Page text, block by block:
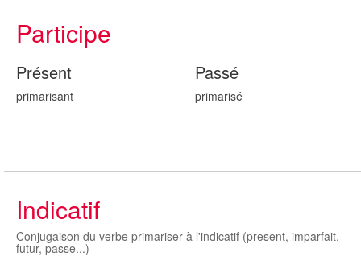
Participe
Présent
primarisant
Passé
primarisé
Indicatif
Conjugaison du verbe primariser à l'indicatif (present, imparfait,
futur, passe...)